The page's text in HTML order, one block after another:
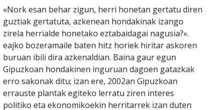
«Nork esan behar zigun, herri honetan gertatu diren
guztiak gertatuta, azkenean hondakinak izango
zirela herrialde honetako eztabaidagai nagusia?».
eajko bozeramaile baten hitz horiek hiritar askoren
buruan ibili dira azkenaldian. Baina gaur egun
Gipuzkoan hondakinen inguruan dagoen gatazkak
erro sakonak ditu; izan ere, 2002an Gipuzkoan
errauste plantak egiteko lerratu ziren interes
politiko eta ekonomikoekin herritarrek izan duten